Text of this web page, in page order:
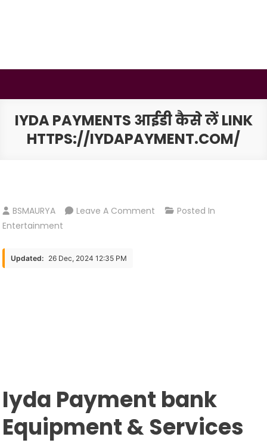
IYDA PAYMENTS आईडी कैसे लें LINK
HTTPS://IYDAPAYMENT.COM/
BSMAURYA Leave A Comment On
Posted In
Entertainment
Updated: 26 Dec, 2024 12:35 PM
Iyda Payment bank
Equipment & Services